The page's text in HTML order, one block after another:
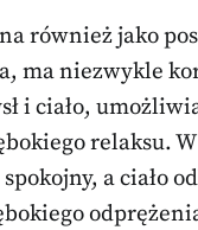
również jako
ma niezwykle
i ciało,
relaksu.
spokojny, a ciało